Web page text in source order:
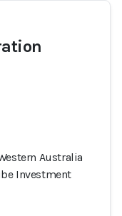
Australia
Investment